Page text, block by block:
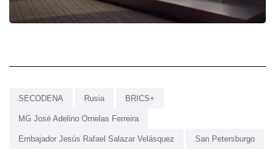
SECODENA Rusia BRICS+
MG José Adelino Ornelas Ferreira
Embajador Jesús Rafael Salazar Velásquez San Petersburgo